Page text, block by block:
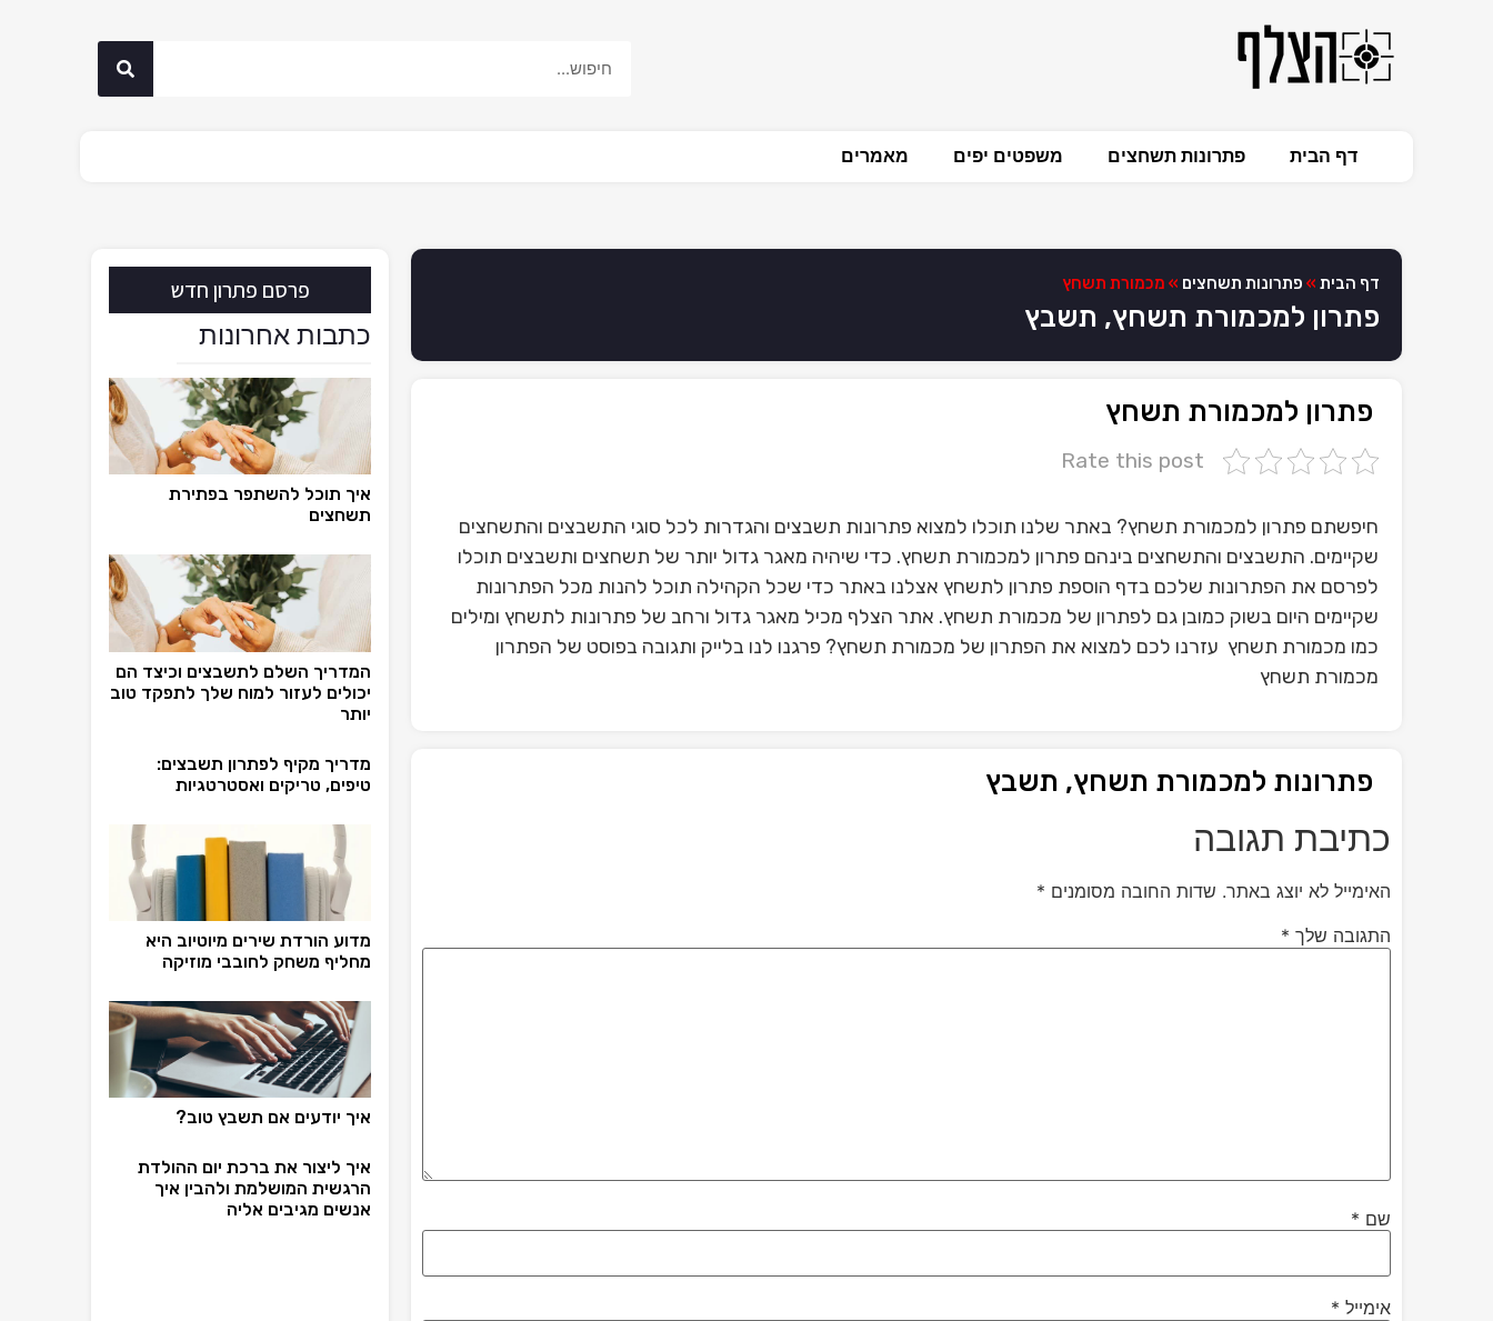
דף הבית פתרונות תשחצים משפטים יפים מאמרים
דף הבית » פתרונות תשחצים » מכמורת תשחץ
פתרון למכמורת תשחץ, תשבץ
פתרון למכמורת תשחץ
Rate this post
חיפשתם פתרון למכמורת תשחץ? באתר שלנו תוכלו למצוא פתרונות תשבצים והגדרות לכל סוגי התשבצים והתשחצים
שקיימים. התשבצים והתשחצים בינהם פתרון למכמורת תשחץ. כדי שיהיה מאגר גדול יותר של תשחצים ותשבצים תוכלו
לפרסם את הפתרונות שלכם בדף הוספת פתרון לתשחץ אצלנו באתר כדי שכל הקהילה תוכל להנות מכל הפתרונות
שקיימים היום בשוק כמובן גם לפתרון של מכמורת תשחץ. אתר הצלף מכיל מאגר גדול ורחב של פתרונות לתשחץ ומילים
כמו מכמורת תשחץ עזרנו לכם למצוא את הפתרון של מכמורת תשחץ? פרגנו לנו בלייק ותגובה בפוסט של הפתרון
מכמורת תשחץ
פתרונות למכמורת תשחץ, תשבץ
כתיבת תגובה
האימייל לא יוצג באתר. שדות החובה מסומנים *
התגובה שלך *
שם *
אימייל *
פרסם פתרון חדש
כתבות אחרונות
איך תוכל להשתפר בפתירת
תשחצים
המדריך השלם לתשבצים וכיצד הם
יכולים לעזור למוח שלך לתפקד טוב
יותר
מדריך מקיף לפתרון תשבצים:
טיפים, טריקים ואסטרטגיות
מדוע הורדת שירים מיוטיוב היא
מחליף משחק לחובבי מוזיקה
איך יודעים אם תשבץ טוב?
איך ליצור את ברכת יום ההולדת
הרגשית המושלמת ולהבין איך
אנשים מגיבים אליה